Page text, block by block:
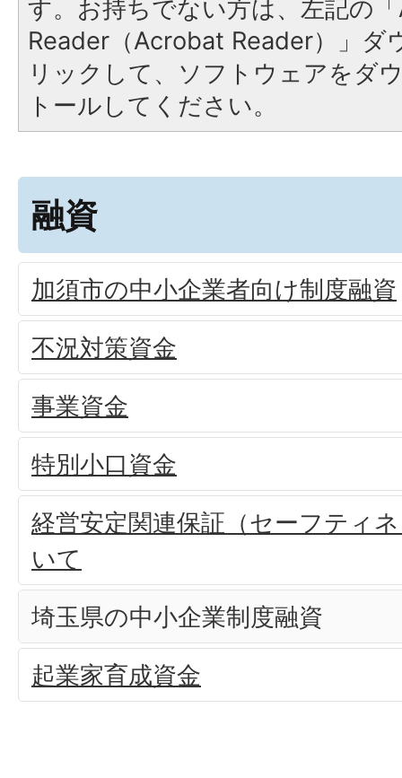
す。お持ちでない方は、左記の
Reader（Acrobat Reader）」ダ
リックして、ソフトウェアをダ
トールしてください。
融資
加須市の中小企業者向け制度融資
不況対策資金
事業資金
特別小口資金
経営安定関連保証（セーフティ
いて
埼玉県の中小企業制度融資
起業家育成資金